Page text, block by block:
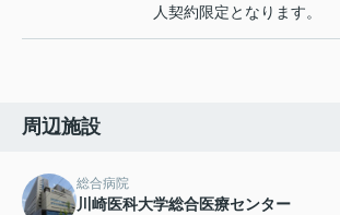
人契約限定となります。
周辺施設
総合病院
川崎医科大学総合医療センター